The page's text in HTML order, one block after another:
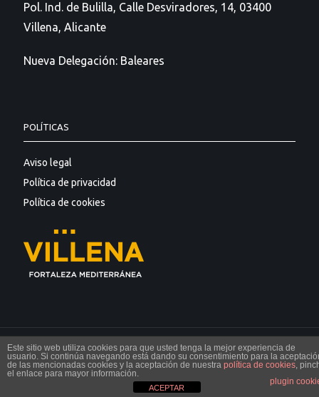
Pol. Ind. de Bulilla, Calle Desviradores, 14, 03400
Villena, Alicante
Nueva Delegación: Baleares
POLÍTICAS
Aviso legal
Política de privacidad
Política de cookies
© Incaire 2018
Este sitio web utiliza cookies para que usted tenga la mejor experiencia de
usuario. Si continúa navegando está dando su consentimiento para la
de las mencionadas cookies y la aceptación de nuestra política de cookies,
el enlace para mayor información.
plugin
ACEPTAR